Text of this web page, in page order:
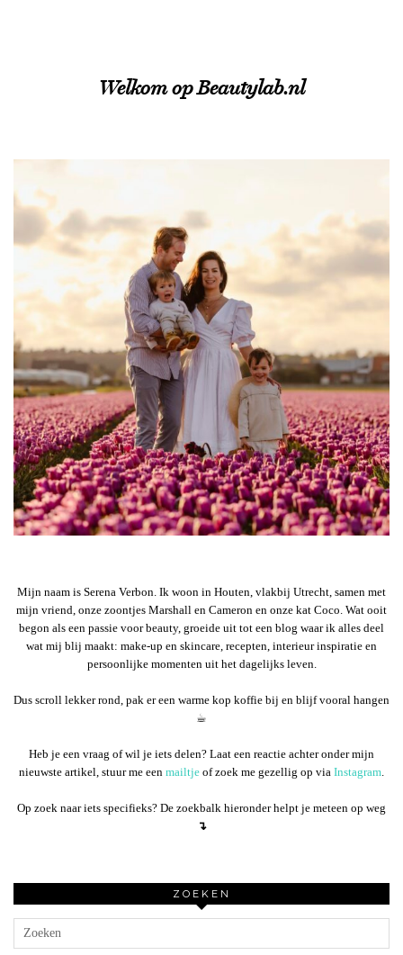
Welkom op Beautylab.nl
Mijn naam is Serena Verbon. Ik woon in Houten, vlakbij Utrecht, samen met
mijn vriend, onze zoontjes Marshall en Cameron en onze kat Coco. Wat ooit
begon als een passie voor beauty, groeide uit tot een blog waar ik alles deel
wat mij blij maakt: make-up en skincare, recepten, interieur inspiratie en
persoonlijke momenten uit het dagelijks leven.
Dus scroll lekker rond, pak er een warme kop koffie bij en blijf vooral hangen
☕︎
Heb je een vraag of wil je iets delen? Laat een reactie achter onder mijn
nieuwste artikel, stuur me een mailtje of zoek me gezellig op via Instagram.
Op zoek naar iets specifieks? De zoekbalk hieronder helpt je meteen op weg
↴
ZOEKEN